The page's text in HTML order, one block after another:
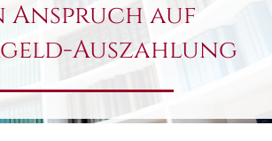
Anspruch auf
Auszahlung